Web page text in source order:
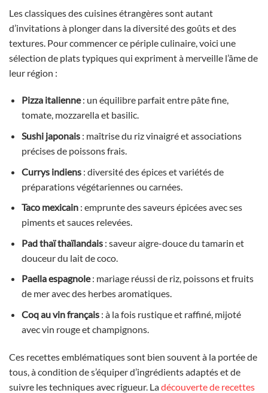
Les classiques des cuisines étrangères sont autant
d’invitations à plonger dans la diversité des goûts et des
textures. Pour commencer ce périple culinaire, voici une
sélection de plats typiques qui expriment à merveille l’âme de
leur région :
Pizza italienne: un équilibre parfait entre pâte fine,
tomate, mozzarella et basilic.
Sushi japonais: maîtrise du riz vinaigré et associations
précises de poissons frais.
Currys indiens: diversité des épices et variétés de
préparations végétariennes ou carnées.
Taco mexicain: emprunte des saveurs épicées avec ses
piments et sauces relevées.
Pad thaï thaïlandais: saveur aigre-douce du tamarin et
douceur du lait de coco.
Paella espagnole: mariage réussi de riz, poissons et fruits
de mer avec des herbes aromatiques.
Coq au vin français: à la fois rustique et raffiné, mijoté
avec vin rouge et champignons.
Ces recettes emblématiques sont bien souvent à la portée de
tous, à condition de s’équiper d’ingrédients adaptés et de
suivre les techniques avec rigueur. Ladécouverte de recettes